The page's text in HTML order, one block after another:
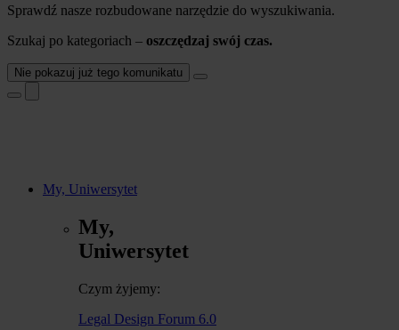
Sprawdź nasze rozbudowane narzędzie do wyszukiwania.
Szukaj po kategoriach – oszczędzaj swój czas.
Nie pokazuj już tego komunikatu
My, Uniwersytet
My,
Uniwersytet
Czym żyjemy:
Legal Design Forum 6.0